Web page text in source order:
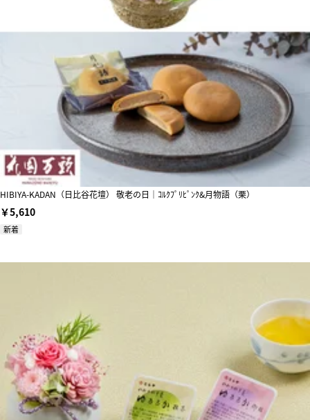
HIBIYA-KADAN（日比谷花壇） 敬老の日｜ｺﾙｸﾌﾟﾘﾋﾟﾝｸ&月物語（栗）
￥5,610
新着